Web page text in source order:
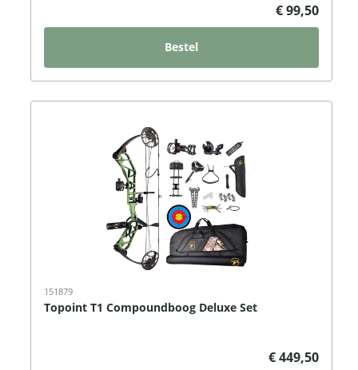
€ 99,50
Bestel
151879
Topoint T1 Compoundboog Deluxe Set
€ 449,50